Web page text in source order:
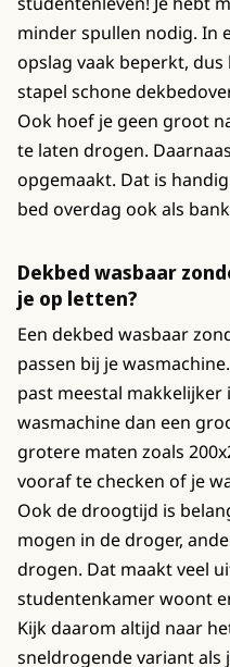
minder spullen nodig. In
opslag vaak beperkt,
stapel schone
Ook hoef je geen groot
te laten drogen.
opgemaakt. Dat is
bed overdag ook als
Dekbed wasbaar
je op letten?
Een dekbed wasbaar
passen bij je
past meestal makkelijker
wasmachine dan een
grotere maten zoals
vooraf te checken of je
Ook de droogtijd is
mogen in de droger,
drogen. Dat maakt veel
studentenkamer woont
Kijk daarom altijd naar
sneldrogende variant als